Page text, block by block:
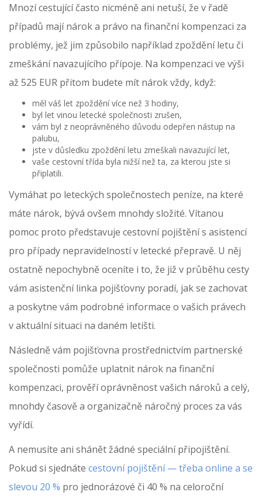
Mnozí cestující často nicméně ani netuší, že v řadě
případů mají nárok a právo na finanční kompenzaci za
problémy, jež jim způsobilo například zpoždění letu či
zmeškání navazujícího přípoje. Na kompenzaci ve výši
až 525 EUR přitom budete mít nárok vždy, když:
měl váš let zpoždění více než 3 hodiny,
byl let vinou letecké společnosti zrušen,
vám byl z neoprávněného důvodu odepřen nástup na
palubu,
jste v důsledku zpoždění letu zmeškali navazující let,
vaše cestovní třída byla nižší než ta, za kterou jste si
připlatili.
Vymáhat po leteckých společnostech peníze, na které
máte nárok, bývá ovšem mnohdy složité. Vítanou
pomoc proto představuje cestovní pojištění s asistencí
pro případy nepravidelností v letecké přepravě. U něj
ostatně nepochybně oceníte i to, že již v průběhu cesty
vám asistenční linka pojišťovny poradí, jak se zachovat
a poskytne vám podrobné informace o vašich právech
v aktuální situaci na daném letišti.
Následně vám pojišťovna prostřednictvím partnerské
společnosti pomůže uplatnit nárok na finanční
kompenzaci, prověří oprávněnost vašich nároků a celý,
mnohdy časově a organizačně náročný proces za vás
vyřídí.
A nemusíte ani shánět žádné speciální připojištění.
Pokud si sjednáte cestovní pojištění — třeba online a se
slevou 20 % pro jednorázové či 40 % na celoroční